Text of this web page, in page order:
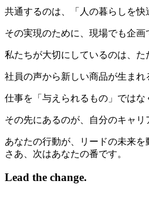
共通するのは、「人の暮らしを快
その実現のために、現場でも企
私たちが大切にしているのは、た
社員の声から新しい商品が生まれ
仕事を「与えられるもの」ではな
その先にあるのが、自分のキャリ
あなたの行動が、リードの未来を
さあ、次はあなたの番です。
Lead the change.